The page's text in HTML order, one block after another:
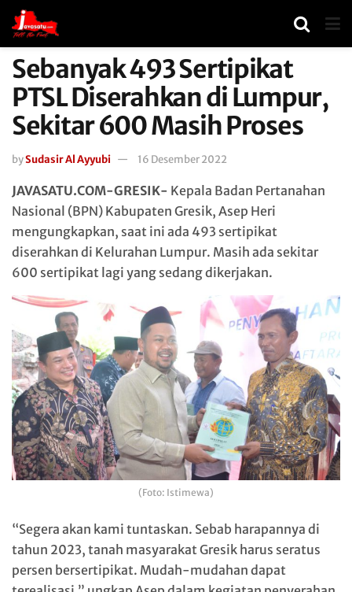
Sebanyak 493 Sertipikat
PTSL Diserahkan di Lumpur,
Sekitar 600 Masih Proses
bySudasir Al Ayyubi 16 Desember 2022
JAVASATU.COM-GRESIK- Kepala Badan Pertanahan
Nasional (BPN) Kabupaten Gresik, Asep Heri
mengungkapkan, saat ini ada 493 sertipikat
diserahkan di Kelurahan Lumpur. Masih ada sekitar
600 sertipikat lagi yang sedang dikerjakan.
(Foto: Istimewa)
“Segera akan kami tuntaskan. Sebab harapannya di
tahun 2023, tanah masyarakat Gresik harus seratus
persen bersertipikat. Mudah-mudahan dapat